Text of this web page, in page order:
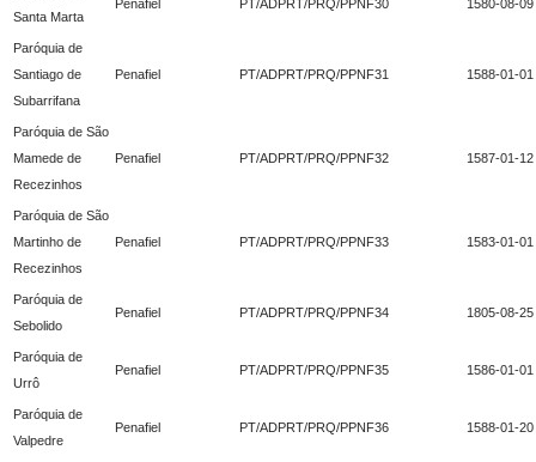
Santa Marta
Penafiel PT/ADPRT/PRQ/PPNF30 1580-08-09
Paróquia de
Santiago de
Subarrifana
Penafiel PT/ADPRT/PRQ/PPNF31 1588-01-01
Paróquia de São
Mamede de
Recezinhos
Penafiel PT/ADPRT/PRQ/PPNF32 1587-01-12
Paróquia de São
Martinho de
Recezinhos
Penafiel PT/ADPRT/PRQ/PPNF33 1583-01-01
Paróquia de
Sebolido
Penafiel PT/ADPRT/PRQ/PPNF34 1805-08-25
Paróquia de
Urrô
Penafiel PT/ADPRT/PRQ/PPNF35 1586-01-01
Paróquia de
Valpedre
Penafiel PT/ADPRT/PRQ/PPNF36 1588-01-20